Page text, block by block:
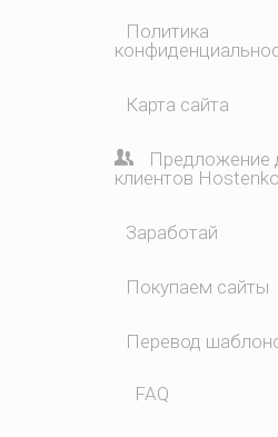
Политика
Карта сайта
Предложение
клиентов Hostenko
Заработай
Покупаем сайты
Перевод
FAQ